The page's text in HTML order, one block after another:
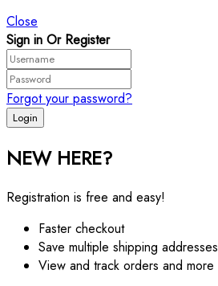
Close
Sign in Or Register
Forgot your password?
NEW HERE?
Registration is free and easy!
Faster checkout
Save multiple shipping addresses
View and track orders and more